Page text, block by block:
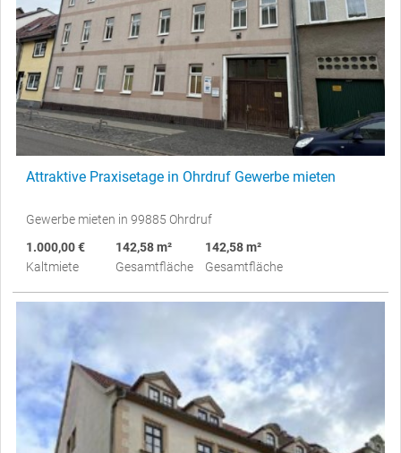
Attraktive Praxisetage in Ohrdruf Gewerbe mieten
Gewerbe mieten in 99885 Ohrdruf
1.000,00 €
Kaltmiete
142,58 m²
Gesamtfläche
142,58 m²
Gesamtfläche